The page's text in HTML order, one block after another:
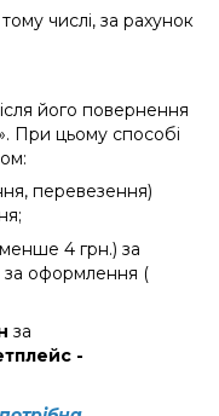
числі, за рахунок
його повернення
При цьому способі
перевезення)
4 грн.) за
за оформлення (
за
-